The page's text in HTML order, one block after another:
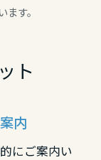
す。
ト
内
にご案内い